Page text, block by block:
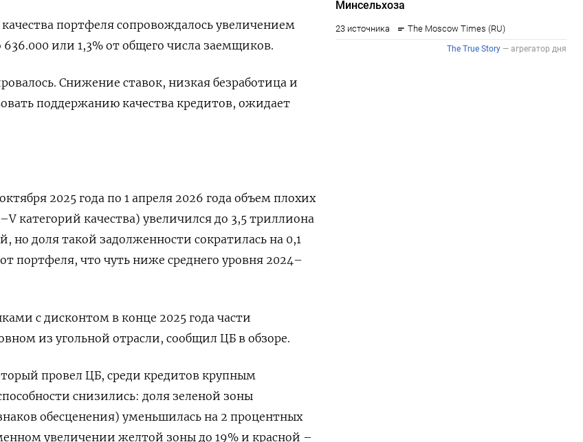
портфеля сопровождалось увеличением
636.000 или 1,3% от общего числа заемщиков.
Снижение ставок, низкая безработица и
поддержанию качества кредитов, ожидает
2025 ‌года по 1 апреля 2026 года объем плохих
категорий качества) увеличился до 3,5 триллиона
но доля такой задолженности сократилась на ​0,1
портфеля, что чуть ниже среднего уровня 2024–
с дисконтом в конце 2025 года части
из угольной отрасли, сообщил ЦБ в обзоре.
провел ЦБ, среди кредитов крупным
снизились: доля зеленой зоны
обесценения) уменьшилась на 2 процентных
увеличении желтой зоны до 19% ​и красной –